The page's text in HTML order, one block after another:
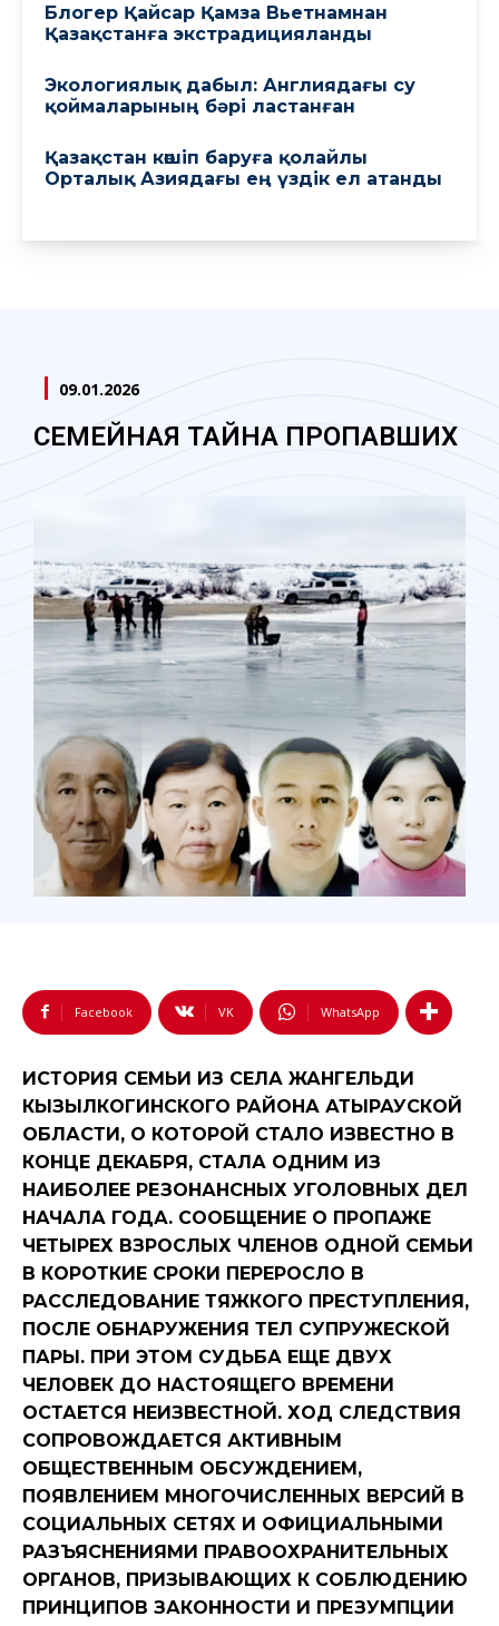
Блогер Қайсар Қамза Вьетнамнан
Қазақстанға экстрадицияланды
Экологиялық дабыл: Англиядағы су
қоймаларының бәрі ластанған
Қазақстан көшіп баруға қолайлы
Орталық Азиядағы ең үздік ел атанды